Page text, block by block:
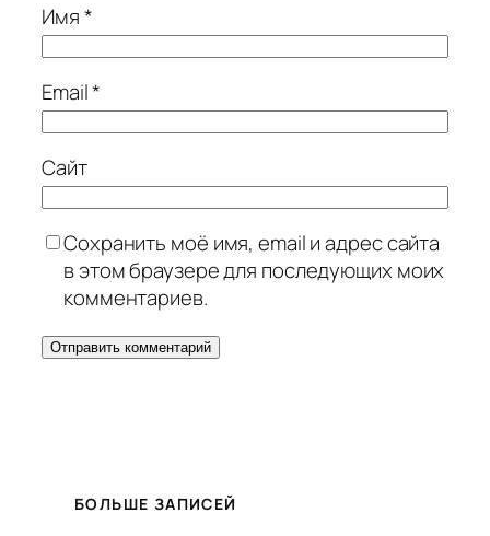
Имя*
Email*
Сайт
Сохранить моё имя, email и адрес сайта
в этом браузере для последующих моих
комментариев.
БОЛЬШЕ ЗАПИСЕЙ